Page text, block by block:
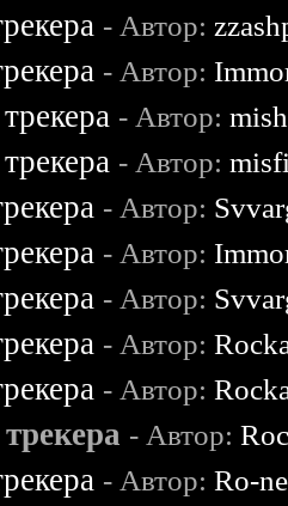
- Автор:
- Автор:
- Автор:
- Автор:
- Автор:
- Автор:
- Автор:
- Автор:
- Автор:
- Автор:
- Автор:Ro-